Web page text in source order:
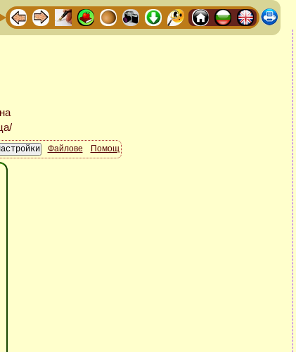
Файлове
Помощ